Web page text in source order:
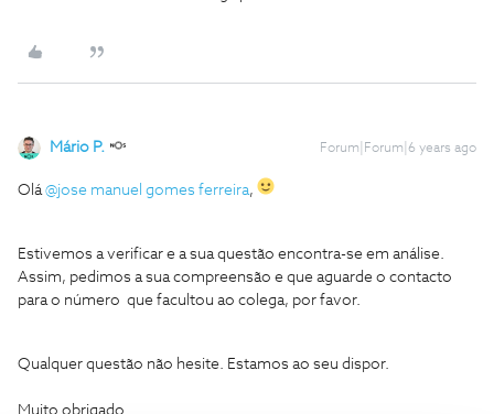
Mário P. Forum|Forum|6 years ago
Olá@jose manuel gomes ferreira,
Estivemos a verificar e a sua questão encontra-se em análise.
Assim, pedimos a sua compreensão e que aguarde o contacto
para o número que facultou ao colega, por favor.
Qualquer questão não hesite. Estamos ao seu dispor.
Muito obrigado.